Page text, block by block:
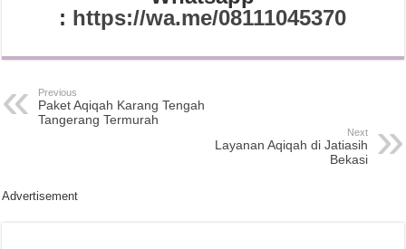
: https://wa.me/08111045370
Previous
Paket Aqiqah Karang Tengah
Tangerang Termurah
Next
Layanan Aqiqah di Jatiasih
Bekasi
Advertisement